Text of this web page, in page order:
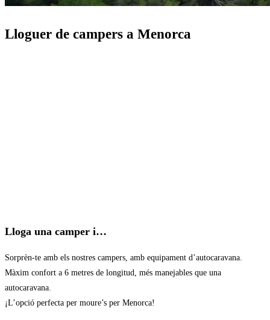
Lloguer de campers a Menorca
Lloga una camper i…
Sorprèn-te amb els nostres campers, amb equipament d’autocaravana.
Màxim confort a 6 metres de longitud, més manejables que una
autocaravana.
¡L’opció perfecta per moure’s per Menorca!